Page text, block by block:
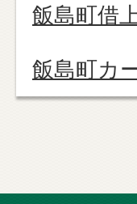
飯島町借
飯島町カ